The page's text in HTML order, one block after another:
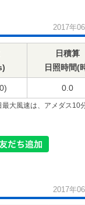
2017年
日積算
日照時間(
0.0
大風速は、アメダス10
2017年